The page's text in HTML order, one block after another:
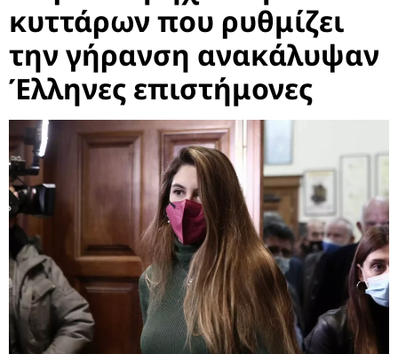
κυττάρων που ρυθμίζει
την γήρανση ανακάλυψαν
Έλληνες επιστήμονες